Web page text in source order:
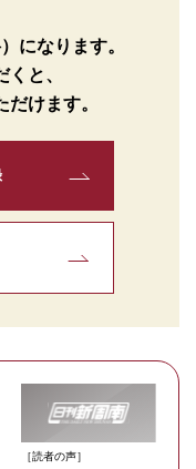
になります。
と、
けます。
［読者の声］